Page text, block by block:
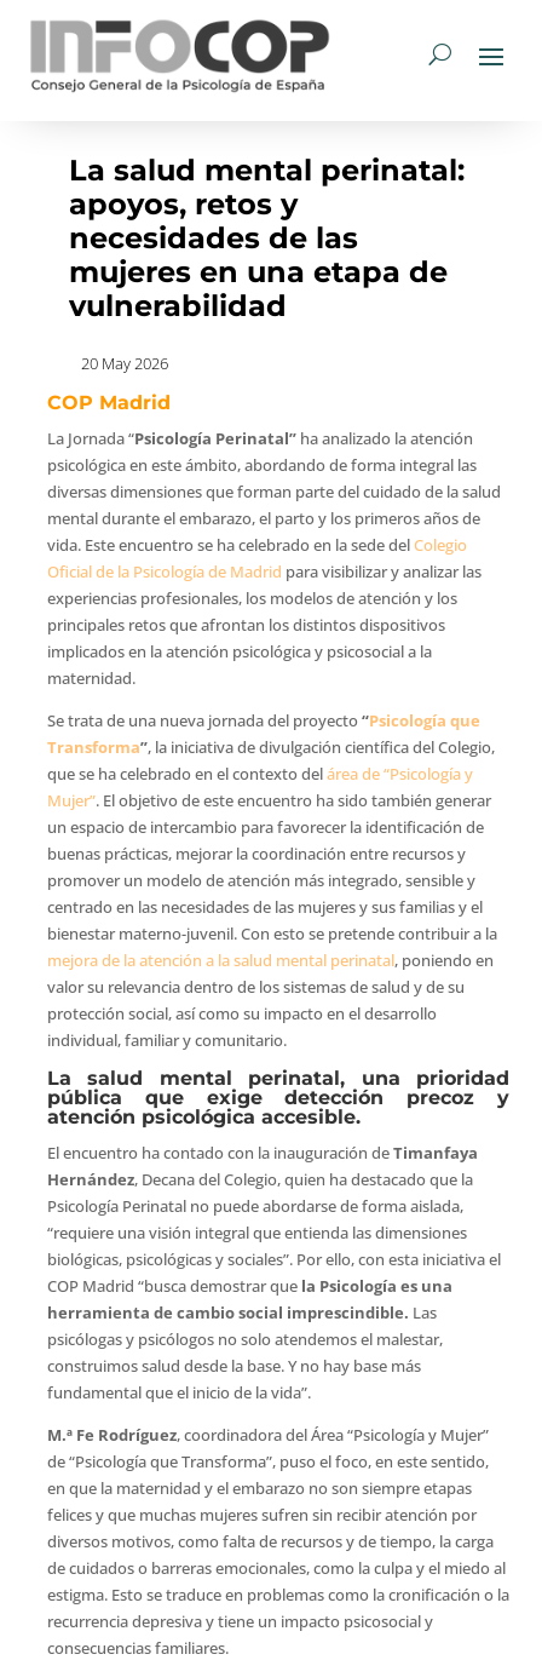
La salud mental perinatal:
apoyos, retos y
necesidades de las
mujeres en una etapa de
vulnerabilidad
20 May 2026
COP Madrid
La Jornada “Psicología Perinatal” ha analizado la atención
psicológica en este ámbito, abordando de forma integral las
diversas dimensiones que forman parte del cuidado de la salud
mental durante el embarazo, el parto y los primeros años de
vida. Este encuentro se ha celebrado en la sede delColegio
Oficial de la Psicología de Madrid para visibilizar y analizar las
experiencias profesionales, los modelos de atención y los
principales retos que afrontan los distintos dispositivos
implicados en la atención psicológica y psicosocial a la
maternidad.
Se trata de una nueva jornada del proyecto“Psicología que
Transforma”, la iniciativa de divulgación científica del Colegio,
que se ha celebrado en el contexto delárea de “Psicología y
Mujer”. El objetivo de este encuentro ha sido también generar
un espacio de intercambio para favorecer la identificación de
buenas prácticas, mejorar la coordinación entre recursos y
promover un modelo de atención más integrado, sensible y
centrado en las necesidades de las mujeres y sus familias y el
bienestar materno-juvenil. Con esto se pretende contribuir a la
mejora de la atención a la salud mental perinatal, poniendo en
valor su relevancia dentro de los sistemas de salud y de su
protección social, así como su impacto en el desarrollo
individual, familiar y comunitario.
La salud mental perinatal, una prioridad
pública que exige detección precoz y
atención psicológica accesible.
El encuentro ha contado con la inauguración deTimanfaya
Hernández, Decana del Colegio, quien ha destacado que la
Psicología Perinatal no puede abordarse de forma aislada,
“requiere una visión integral que entienda las dimensiones
biológicas, psicológicas y sociales”. Por ello, con esta iniciativa el
COP Madrid “busca demostrar que la Psicología es una
herramienta de cambio social imprescindible. Las
psicólogas y psicólogos no solo atendemos el malestar,
construimos salud desde la base. Y no hay base más
fundamental que el inicio de la vida”.
M.ª Fe Rodríguez, coordinadora del Área “Psicología y Mujer”
de “Psicología que Transforma”, puso el foco, en este sentido,
en que la maternidad y el embarazo no son siempre etapas
felices y que muchas mujeres sufren sin recibir atención por
diversos motivos, como falta de recursos y de tiempo, la carga
de cuidados o barreras emocionales, como la culpa y el miedo al
estigma. Esto se traduce en problemas como la cronificación o la
recurrencia depresiva y tiene un impacto psicosocial y
consecuencias familiares.